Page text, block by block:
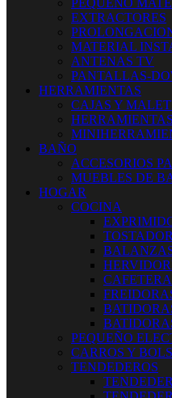
PEQUEÑO
EXTRACTORES
MATERIAL
ANTENAS TV
PANTALLAS-
HERRAMIENTAS
CAJAS Y
BAÑO
ACCESORIOS
MUEBLES DE
HOGAR
COCINA
PEQUEÑO
CARROS Y
TENDEDEROS